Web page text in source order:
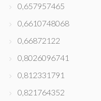
0,657957465
0,6610748068
0,66872122
0,8026096741
0,812331791
0,821764352